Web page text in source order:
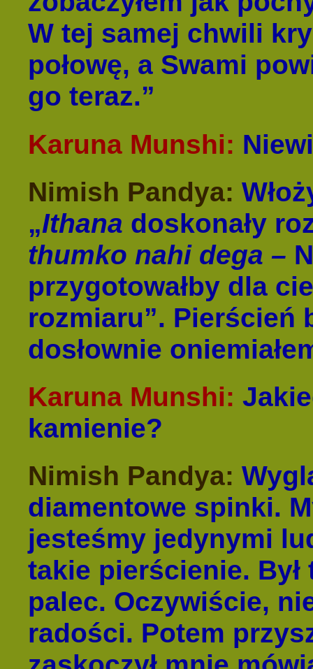
W tej samej chwili
połowę, a Swami
go teraz.”
Karuna Munshi:
Nimish Pandya:
„Ithana doskonały
thumko nahi dega –
przygotowałby dla
rozmiaru”. Pierścień
dosłownie
Karuna Munshi:
kamienie?
Nimish Pandya:
diamentowe spinki.
jesteśmy jedynymi
takie pierścienie. Był
palec. Oczywiście,
radości. Potem